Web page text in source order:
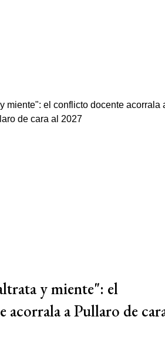
y miente": el
a Pullaro de